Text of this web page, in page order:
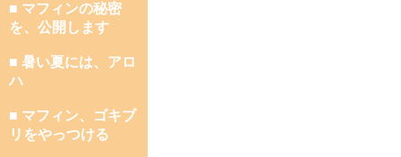
■ マフィンの秘密
を、公開します
■ 暑い夏には、アロ
ハ
■ マフィン、ゴキブ
リをやっつける